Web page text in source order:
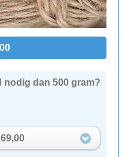
nodig dan 500 gram?